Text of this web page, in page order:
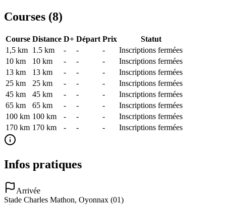
Courses (8)
Course Distance D+ Départ Prix
Statut
1,5 km 1.5 km - - -
Inscriptions fermées
10 km
10 km - - -
Inscriptions fermées
13 km
13 km - - -
Inscriptions fermées
25 km
25 km - - -
Inscriptions fermées
45 km
45 km - - -
Inscriptions fermées
65 km
65 km - - -
Inscriptions fermées
100 km 100 km - - -
Inscriptions fermées
170 km 170 km - - - Inscriptions fermées
Infos pratiques
Arrivée
Stade Charles Mathon, Oyonnax (01)